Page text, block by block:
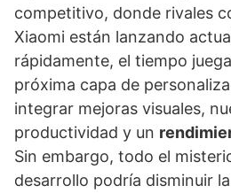
competitivo, donde rivales
Xiaomi están lanzando
rápidamente, el tiempo
próxima capa de
integrar mejoras visuales,
productividad y un
Sin embargo, todo el
desarrollo podría disminuir